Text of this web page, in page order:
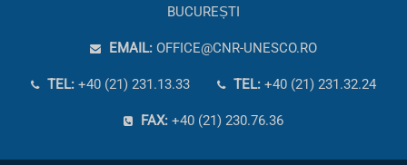
BUCUREȘTI
EMAIL: OFFICE@CNR-UNESCO.RO
TEL: +40 (21) 231.13.33 TEL: +40 (21) 231.32.24
FAX: +40 (21) 230.76.36